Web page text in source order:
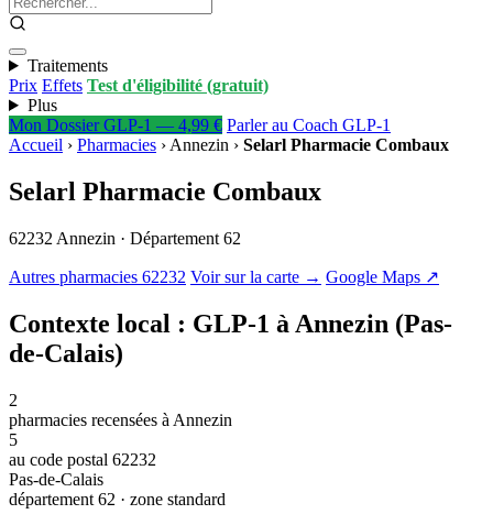
Traitements
Prix Effets Test d'éligibilité (gratuit)
Plus
Mon Dossier GLP-1 — 4,99 € Parler au Coach GLP-1
Accueil › Pharmacies › Annezin › Selarl Pharmacie Combaux
Selarl Pharmacie Combaux
62232 Annezin · Département 62
Autres pharmacies 62232 Voir sur la carte → Google Maps ↗
Contexte local : GLP-1 à Annezin (Pas-
de-Calais)
2
pharmacies recensées à Annezin
5
au code postal 62232
Pas-de-Calais
département 62 · zone standard